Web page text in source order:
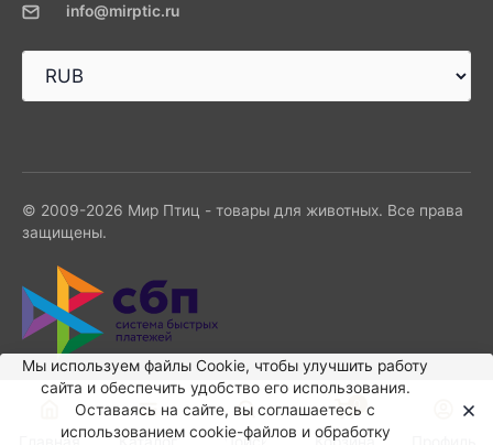
info@mirptic.ru
© 2009-2026 Мир Птиц - товары для животных. Все права
защищены.
Мы используем файлы Сookie, чтобы улучшить работу
сайта и обеспечить удобство его использования.
Оставаясь на сайте, вы соглашаетесь с
использованием cookie-файлов и обработку
0